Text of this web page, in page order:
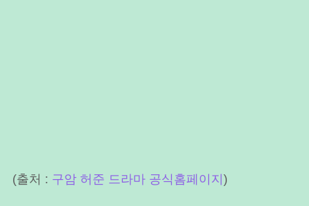
(출처 : 구암 허준 드라마 공식홈페이지 )